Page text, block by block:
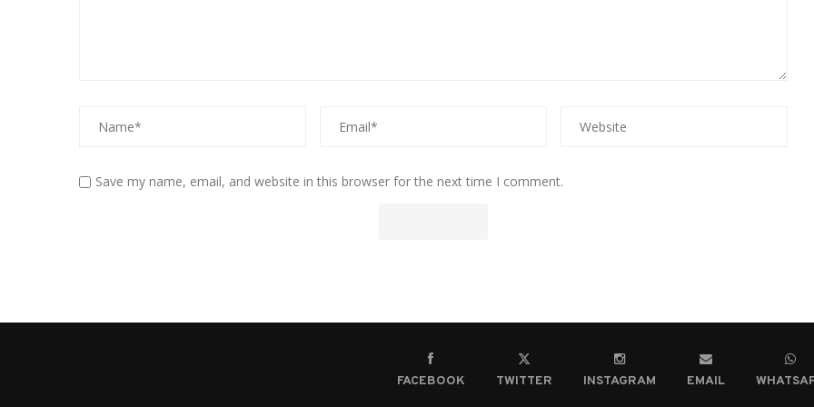
Save my name, email, and website in this browser for the next time I comment.
FACEBOOK TWITTER INSTAGRAM EMAIL